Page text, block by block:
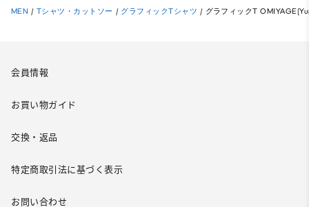
MEN / Tシャツ・カットソー / グラフィックTシャツ / グラフィックT
会員情報
お買い物ガイド
交換・返品
特定商取引法に基づく表示
お問い合わせ